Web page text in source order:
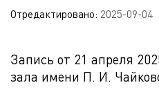
Отредактировано: 2025-09-04
Запись от 21 апреля
зала имени П. И.